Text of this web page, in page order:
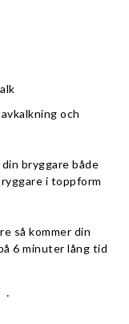
och
bryggare både
i toppform
så kommer din
6 minuter lång tid